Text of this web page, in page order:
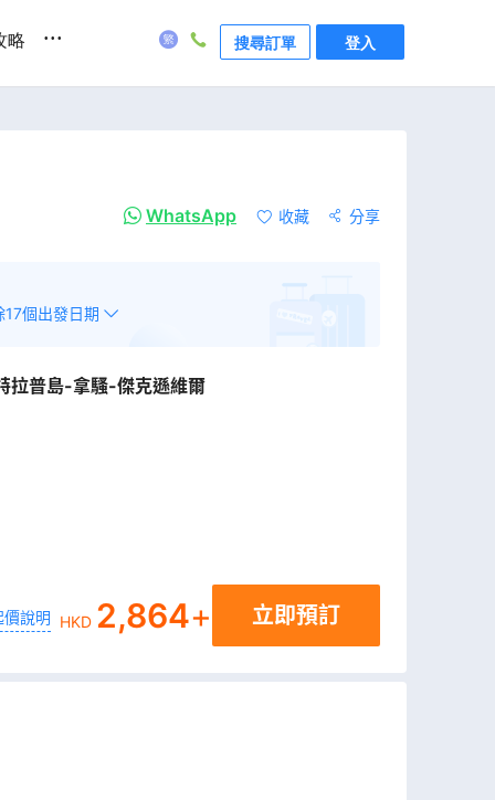
略 ... 搜尋訂單 登入
WhatsApp 收藏
分享
17個出發日期
拉普島-拿騷-傑克遜維爾
價說明 HKD 2,864+ 立即預訂